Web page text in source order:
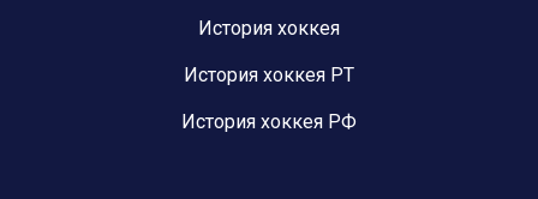
История хоккея
История хоккея РТ
История хоккея РФ